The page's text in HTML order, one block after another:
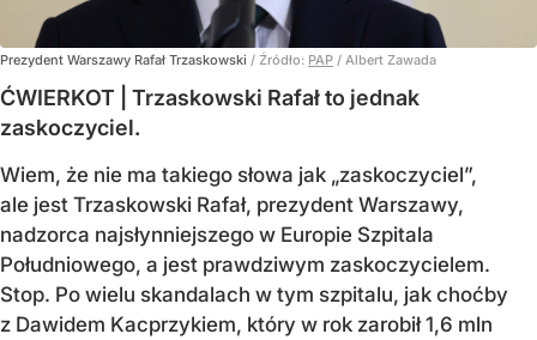
Prezydent Warszawy Rafał Trzaskowski / Źródło: PAP / Albert Zawada
ĆWIERKOT | Trzaskowski Rafał to jednak
zaskoczyciel.
Wiem, że nie ma takiego słowa jak „zaskoczyciel”,
ale jest Trzaskowski Rafał, prezydent Warszawy,
nadzorca najsłynniejszego w Europie Szpitala
Południowego, a jest prawdziwym zaskoczycielem.
Stop. Po wielu skandalach w tym szpitalu, jak choćby
z Dawidem Kacprzykiem, który w rok zarobił 1,6 mln